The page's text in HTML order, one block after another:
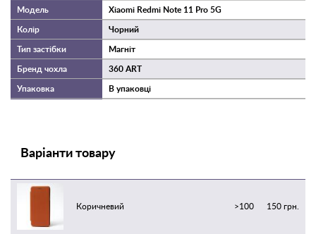
Xiaomi Redmi Note 11 Pro 5G
Чорний
Магніт
360 ART
В упаковці
Варіанти товару
Коричневий 150 грн.
>100